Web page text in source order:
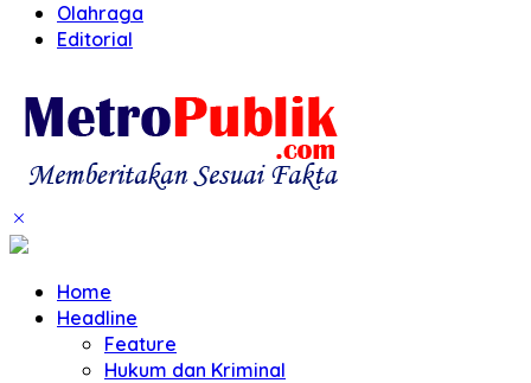
Olahraga
Editorial
Home
Headline
Feature
Hukum dan Kriminal